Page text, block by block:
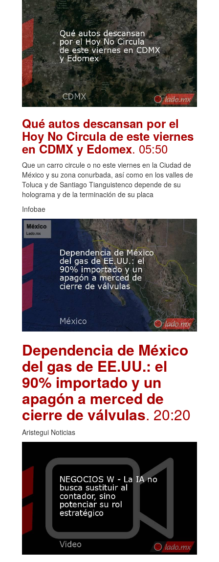
Qué autos descansan por el
Hoy No Circula de este viernes
en CDMX y Edomex. 05:50
Que un carro circule o no este viernes en la Ciudad de
México y su zona conurbada, así como en los valles de
Toluca y de Santiago Tianguistenco depende de su
holograma y de la terminación de su placa
Infobae
Dependencia de México
del gas de EE.UU.: el
90% importado y un
apagón a merced de
cierre de válvulas. 20:20
Aristegui Noticias